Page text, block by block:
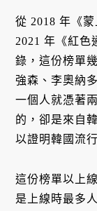
從 2018 年《
2021 年《紅色
錄，這份榜單
強森、李奧納
一個人就憑著
的，卻是來自
以證明韓國流
這份榜單以上
是上線時最多